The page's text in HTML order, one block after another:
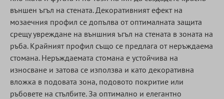
външен ъгъл на стената. Декоративният ефект на
мозаечния профил се допълва от оптималната защита
срещу увреждане на външния ъгъл на стената в зоната на
ръба. Крайният профил също се предлага от неръждаема
стомана. Неръждаемата стомана е устойчива на
износване и затова се използва и като декоративна
вложка в подовата зона, подовото покритие или
ръбовете на стълбите. За оптимално и елегантно